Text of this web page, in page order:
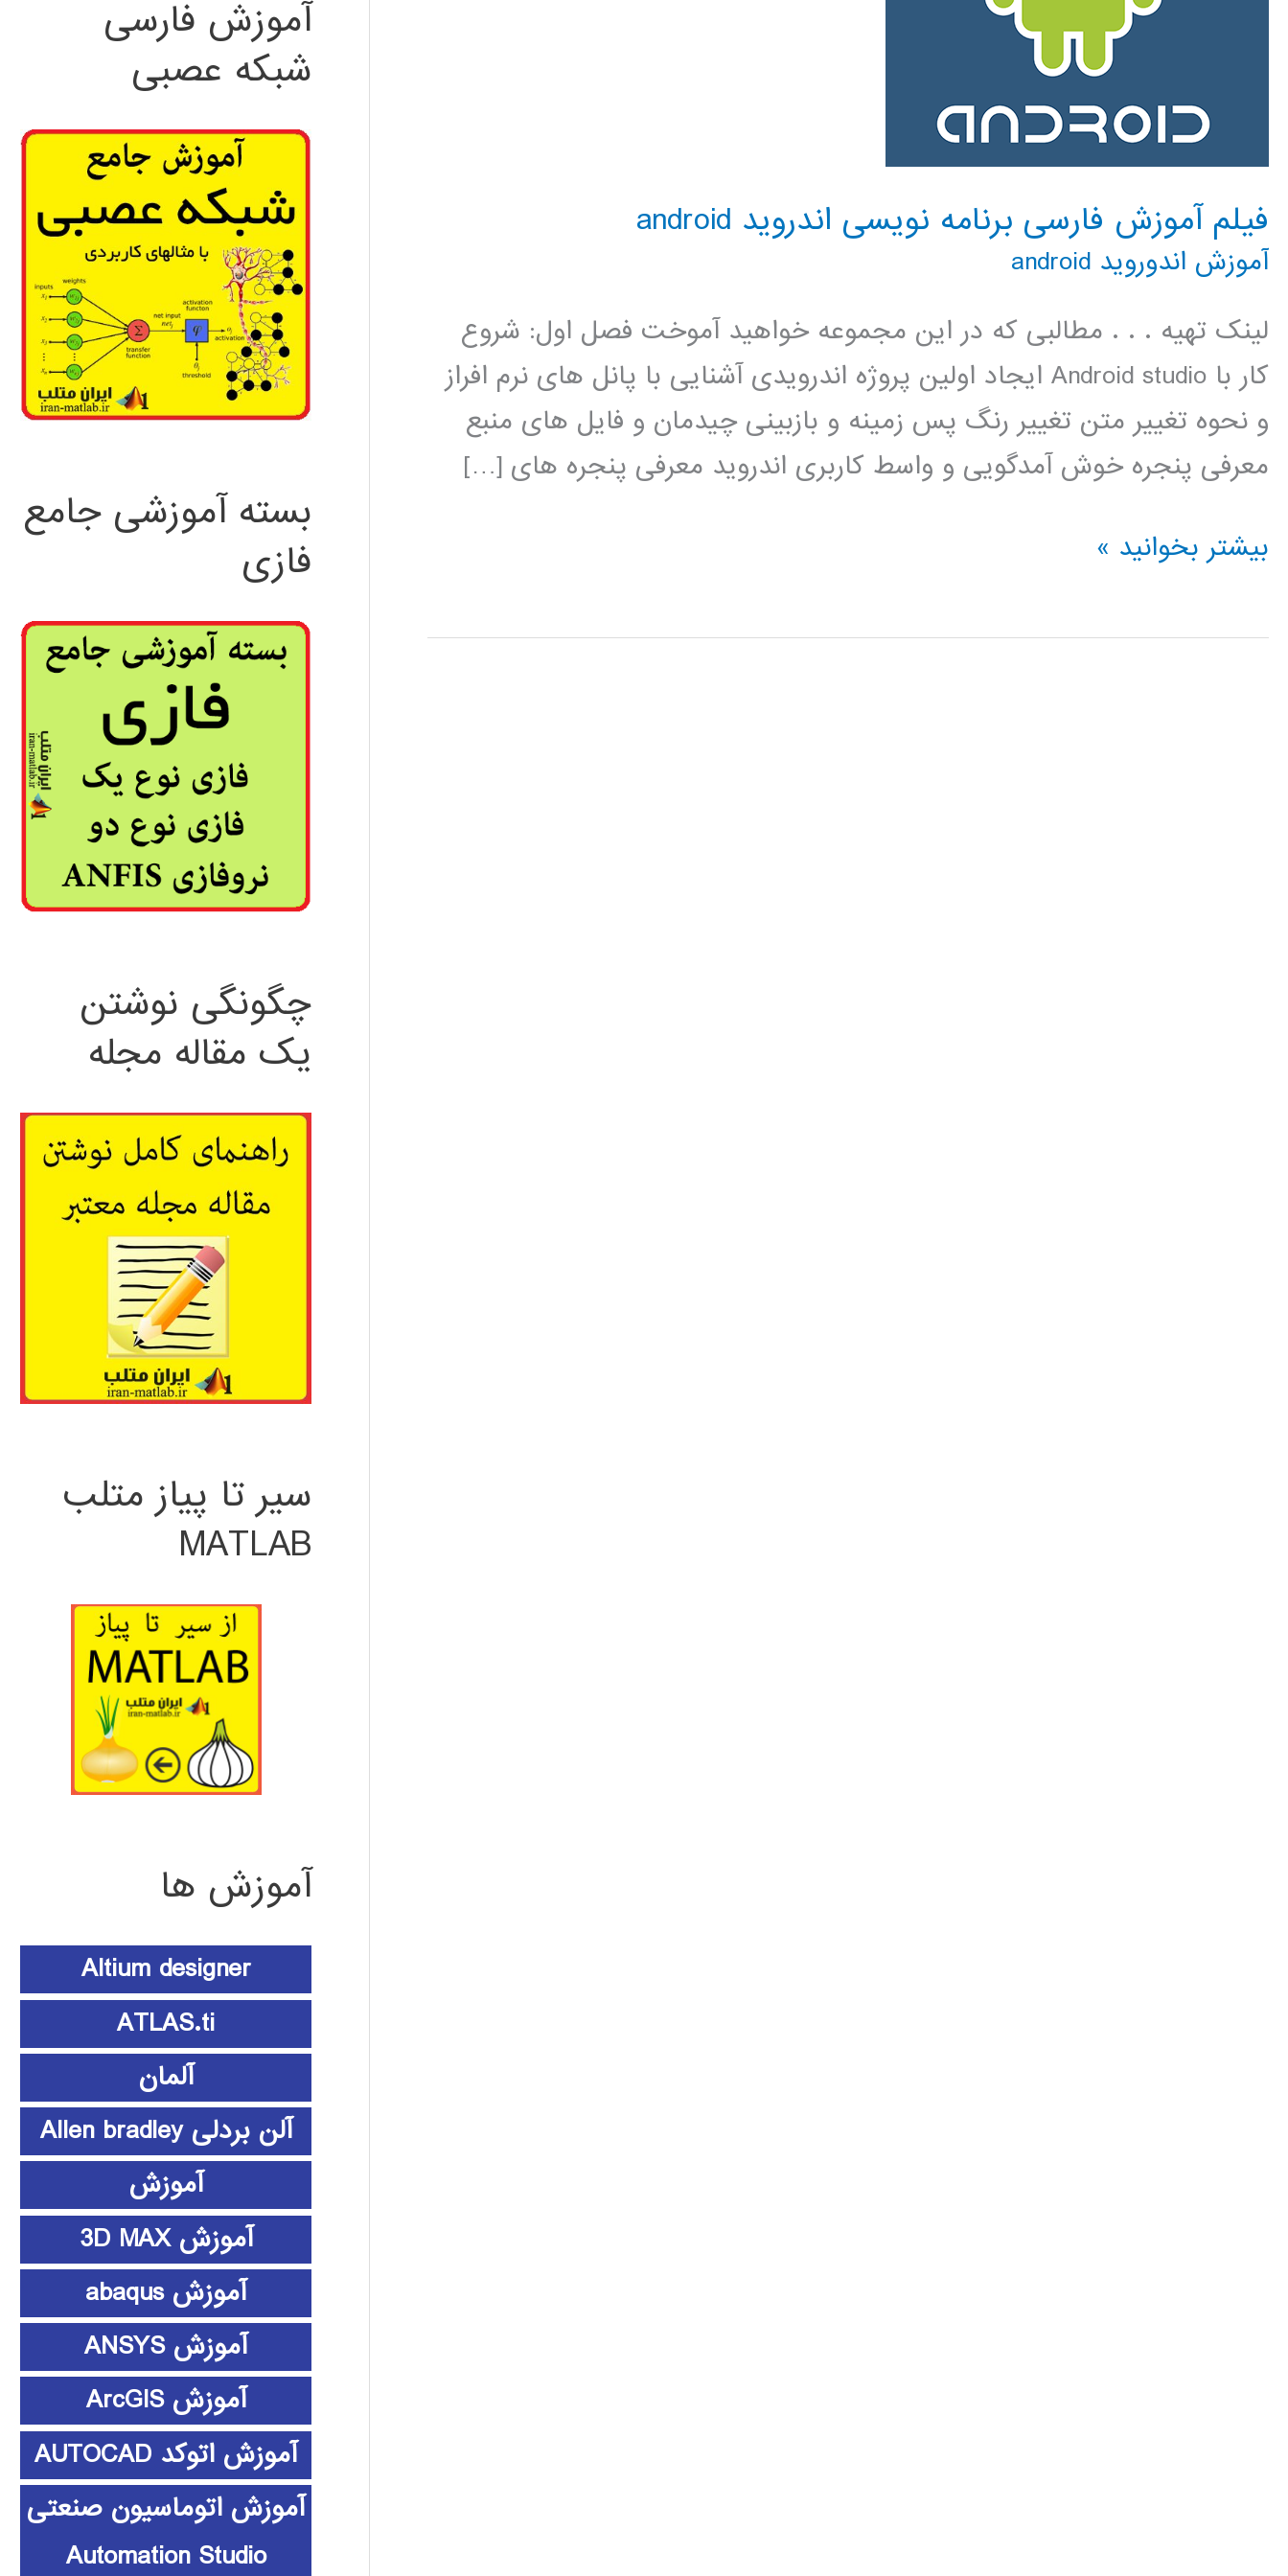
فیلم آموزش فارسی برنامه نویسی اندروید android
آموزش اندوروید android
لینک تهیه . . . مطالبی که در این مجموعه خواهید آموخت فصل اول: شروع
کار با Android studio ایجاد اولین پروژه اندرویدی آشنایی با پانل های نرم افراز
و نحوه تغییر متن تغییر رنگ پس زمینه و بازبینی چیدمان و فایل های منبع
معرفی پنجره خوش آمدگویی و واسط کاربری اندروید معرفی پنجره های […]
فیلم
فارسی
بیشتر بخوانید »
آموزش فارسی
شبکه عصبی
بسته آموزشی جامع
فازی
چگونگی نوشتن
یک مقاله مجله
سیر تا پیاز متلب
MATLAB
آموزش ها
Altium designer
ATLAS.ti
آلمان
آلن بردلی Allen bradley
آموزش
آموزش 3D MAX
آموزش abaqus
آموزش ANSYS
آموزش ArcGIS
آموزش اتوکد AUTOCAD
آموزش اتوماسیون صنعتی
Automation Studio